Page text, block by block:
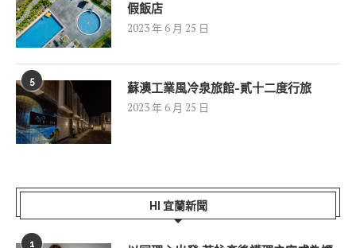
假飯店
2023 年 6 月 25 日
5
蘇澳工業風冷泉旅館-貳十二度行旅
2023 年 6 月 25 日
HI 宜蘭新聞
1